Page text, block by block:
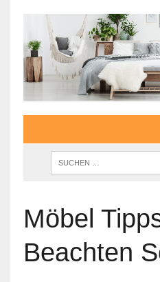
Möbel
Beachten